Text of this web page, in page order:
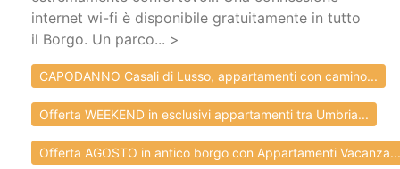
internet wi-fi è disponibile gratuitamente in tutto
il Borgo. Un parco... >
CAPODANNO Casali di Lusso, appartamenti con camino...
Offerta WEEKEND in esclusivi appartamenti tra Umbria...
Offerta AGOSTO in antico borgo con Appartamenti Vacanza...